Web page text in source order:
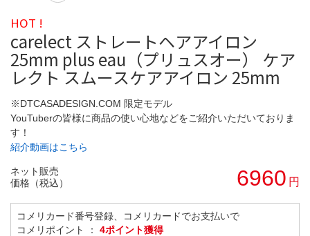
HOT !
carelect ストレートヘアアイロン
25mm plus eau（プリュスオー） ケア
レクト スムースケアアイロン 25mm
※DTCASADESIGN.COM 限定モデル
YouTuberの皆様に商品の使い心地などをご紹介いただいておりま
す！
紹介動画はこちら
ネット販売
価格（税込）
6960 円
コメリカード番号登録、コメリカードでお支払いで
コメリポイント ： 4ポイント獲得